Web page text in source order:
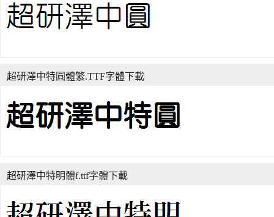
超研澤中特圓體繁.TTF字體下載
超研澤中特明體f.ttf字體下載